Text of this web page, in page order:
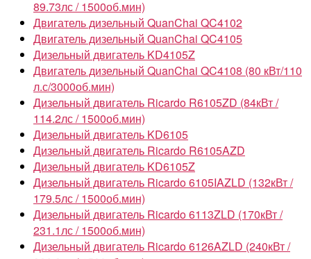
89.73лс / 1500об.мин)
Двигатель дизельный QuanChai QC4102
Двигатель дизельный QuanChai QC4105
Дизельный двигатель KD4105Z
Двигатель дизельный QuanChai QC4108 (80 кВт/110
л.с/3000об.мин)
Дизельный двигатель Ricardo R6105ZD (84кВт /
114.2лс / 1500об.мин)
Дизельный двигатель KD6105
Дизельный двигатель Ricardo R6105AZD
Дизельный двигатель KD6105Z
Дизельный двигатель Ricardo 6105IAZLD (132кВт /
179.5лс / 1500об.мин)
Дизельный двигатель Ricardo 6113ZLD (170кВт /
231.1лс / 1500об.мин)
Дизельный двигатель Ricardo 6126AZLD (240кВт /